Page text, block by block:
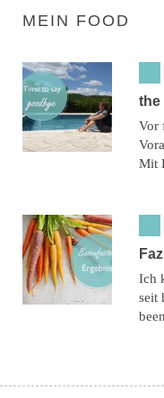
MEIN FOOD
the
Vor
Mit
Ich
seit